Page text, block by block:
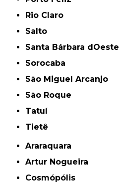
Rio Claro
Salto
Santa Bárbara dOeste
Sorocaba
São Miguel Arcanjo
São Roque
Tatuí
Tietê
Araraquara
Artur Nogueira
Cosmópólis